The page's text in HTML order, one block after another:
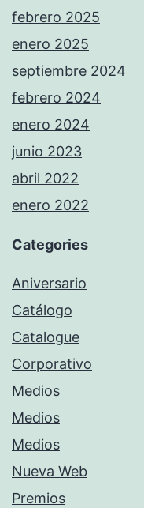
febrero 2025
enero 2025
septiembre 2024
febrero 2024
enero 2024
junio 2023
abril 2022
enero 2022
Categories
Aniversario
Catálogo
Catalogue
Corporativo
Medios
Medios
Medios
Nueva Web
Premios